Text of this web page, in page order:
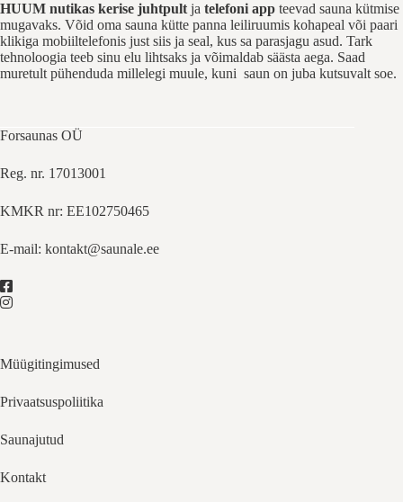
HUUM nutikas kerise juhtpultja telefoni app teevad sauna kütmise
mugavaks. Võid oma sauna kütte panna leiliruumis kohapeal või paari
klikiga mobiiltelefonis just siis ja seal, kus sa parasjagu asud. Tark
tehnoloogia teeb sinu elu lihtsaks ja võimaldab säästa aega. Saad
muretult pühenduda millelegi muule, kuni saun on juba kutsuvalt soe.
Forsaunas OÜ
Reg. nr. 17013001
KMKR nr: EE102750465
E-mail: kontakt@saunale.ee
Müügitingimused
Privaatsuspoliitika
Saunajutud
Kontakt